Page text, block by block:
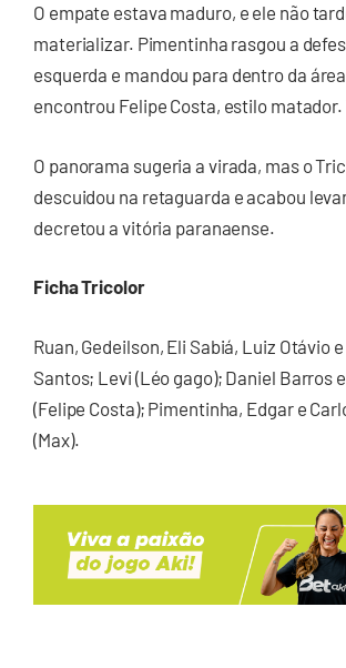
O empate estava maduro, e ele não
materializar. Pimentinha rasgou a
esquerda e mandou para dentro da
encontrou Felipe Costa, estilo matador.
O panorama sugeria a virada, mas o
descuidou na retaguarda e acabou
decretou a vitória paranaense.
Ficha Tricolor
Ruan, Gedeilson, Eli Sabiá, Luiz Otávio
Santos; Levi (Léo gago); Daniel Barros
(Felipe Costa); Pimentinha, Edgar e
(Max).